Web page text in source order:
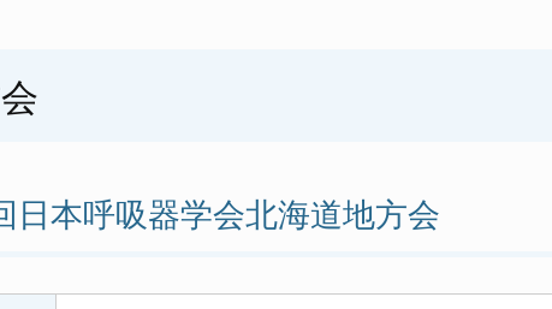
日本呼吸器学会北海道地方会